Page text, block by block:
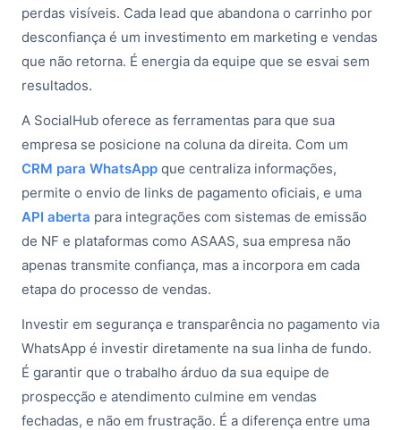
perdas visíveis. Cada lead que abandona o carrinho por
desconfiança é um investimento em marketing e vendas
que não retorna. É energia da equipe que se esvai sem
resultados.
A SocialHub oferece as ferramentas para que sua
empresa se posicione na coluna da direita. Com um
CRM para WhatsApp que centraliza informações,
permite o envio de links de pagamento oficiais, e uma
API aberta para integrações com sistemas de emissão
de NF e plataformas como ASAAS, sua empresa não
apenas transmite confiança, mas a incorpora em cada
etapa do processo de vendas.
Investir em segurança e transparência no pagamento via
WhatsApp é investir diretamente na sua linha de fundo.
É garantir que o trabalho árduo da sua equipe de
prospecção e atendimento culmine em vendas
fechadas, e não em frustração. É a diferença entre uma